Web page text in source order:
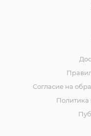
Согласие на
Политика